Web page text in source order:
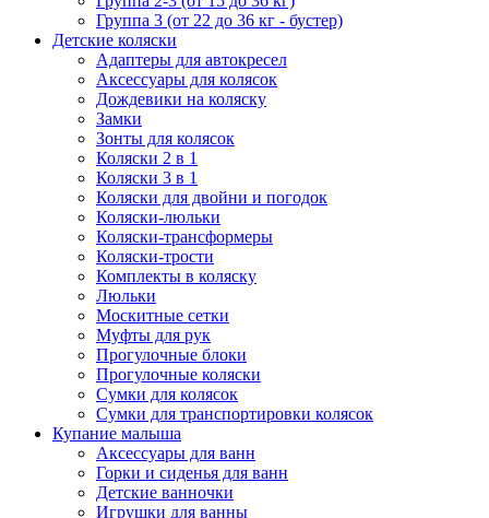
Группа 3 (от 22 до 36 кг - бустер)
Детские коляски
Адаптеры для автокресел
Аксессуары для колясок
Дождевики на коляску
Замки
Зонты для колясок
Коляски 2 в 1
Коляски 3 в 1
Коляски для двойни и погодок
Коляски-люльки
Коляски-трансформеры
Коляски-трости
Комплекты в коляску
Люльки
Москитные сетки
Муфты для рук
Прогулочные блоки
Прогулочные коляски
Сумки для колясок
Сумки для транспортировки колясок
Купание малыша
Аксессуары для ванн
Горки и сиденья для ванн
Детские ванночки
Игрушки для ванны